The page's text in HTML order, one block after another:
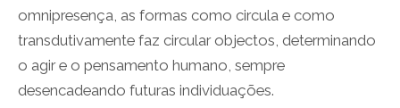
omnipresença, as formas como circula e como
transdutivamente faz circular objectos, determinando
o agir e o pensamento humano, sempre
desencadeando futuras individuações.